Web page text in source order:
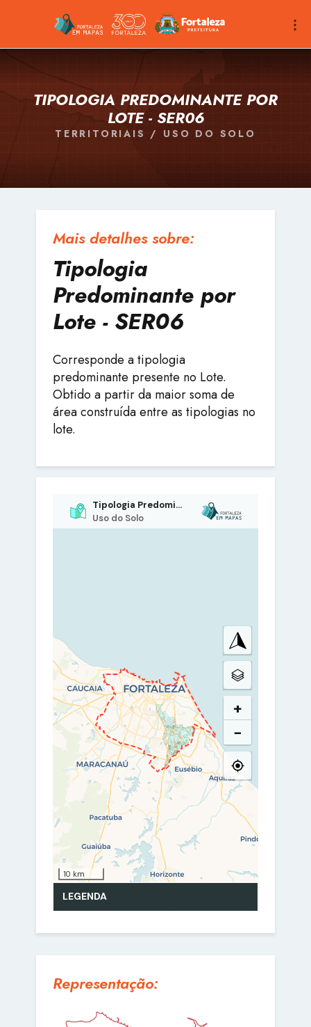
TIPOLOGIA PREDOMINANTE POR
LOTE - SER06
TERRITORIAIS / USO DO SOLO
Mais detalhes sobre:
Tipologia
Predominante por
Lote - SER06
Corresponde a tipologia
predominante presente no Lote.
Obtido a partir da maior soma de
área construída entre as tipologias no
lote.
Representação: